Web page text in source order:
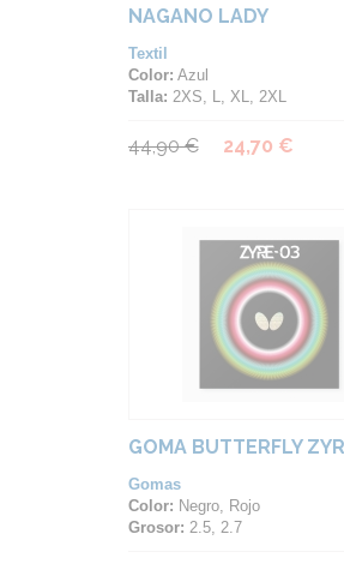
NAGANO LADY
Textil
Color: Azul
Talla: 2XS, L, XL, 2XL
44,90 € 24,70 €
GOMA BUTTERFLY
Gomas
Color: Negro, Rojo
Grosor: 2.5, 2.7